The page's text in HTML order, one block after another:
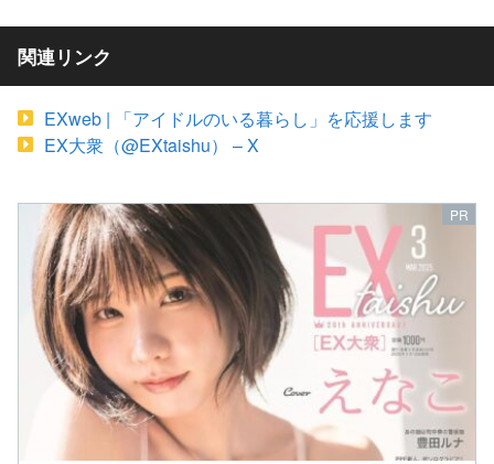
関連リンク
EXweb | 「アイドルのいる暮らし」を応援します
EX大衆（@EXtaishu） – X